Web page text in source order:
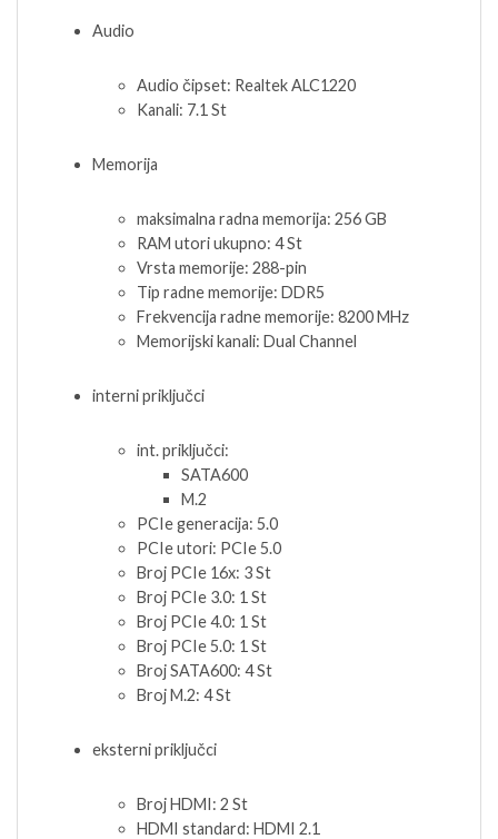
Audio
Audio čipset: Realtek ALC1220
Kanali: 7.1 St
Memorija
maksimalna radna memorija: 256 GB
RAM utori ukupno: 4 St
Vrsta memorije: 288-pin
Tip radne memorije: DDR5
Frekvencija radne memorije: 8200 MHz
Memorijski kanali: Dual Channel
interni priključci
int. priključci:
SATA600
M.2
PCIe generacija: 5.0
PCIe utori: PCIe 5.0
Broj PCIe 16x: 3 St
Broj PCIe 3.0: 1 St
Broj PCIe 4.0: 1 St
Broj PCIe 5.0: 1 St
Broj SATA600: 4 St
Broj M.2: 4 St
eksterni priključci
Broj HDMI: 2 St
HDMI standard: HDMI 2.1